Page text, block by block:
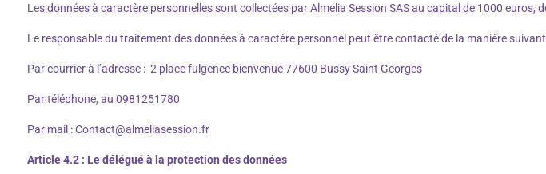
Les données à caractère personnelles sont collectées par Almelia Session SAS au capital de 1000
Le responsable du traitement des données à caractère personnel peut être contacté de la manière
Par courrier à l’adresse : 2 place fulgence bienvenue 77600 Bussy Saint Georges
Par téléphone, au 0981251780
Par mail : Contact@almeliasession.fr
Article 4.2 : Le délégué à la protection des données